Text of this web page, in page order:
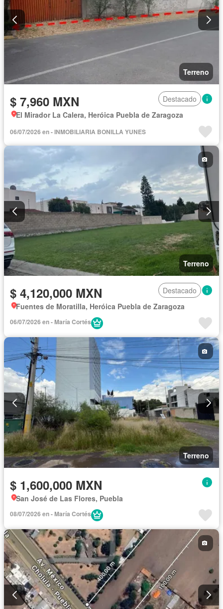
Terreno
$ 7,960 MXN
Destacado
El Mirador La Calera, Heróica Puebla de Zaragoza
06/07/2026 en - INMOBILIARIA BONILLA YUNES
Terreno
$ 4,120,000 MXN
Destacado
Fuentes de Moratilla, Heróica Puebla de Zaragoza
06/07/2026 en - María Cortés
Terreno
$ 1,600,000 MXN
San José de Las Flores, Puebla
08/07/2026 en - María Cortés